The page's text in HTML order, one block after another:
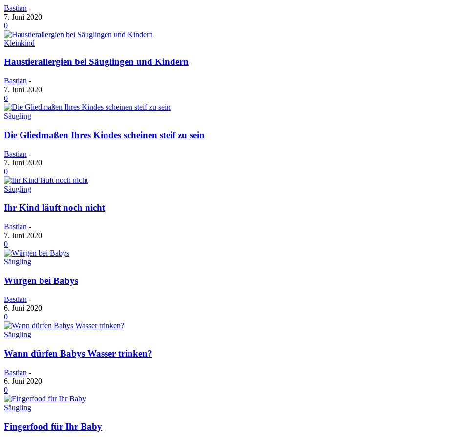
Bastian -
7. Juni 2020
0
Kleinkind
Haustierallergien bei Säuglingen und Kindern
Bastian -
7. Juni 2020
0
Säugling
Die Gliedmaßen Ihres Kindes scheinen steif zu sein
Bastian -
7. Juni 2020
0
Säugling
Ihr Kind läuft noch nicht
Bastian -
7. Juni 2020
0
Säugling
Würgen bei Babys
Bastian -
6. Juni 2020
0
Säugling
Wann dürfen Babys Wasser trinken?
Bastian -
6. Juni 2020
0
Säugling
Fingerfood für Ihr Baby